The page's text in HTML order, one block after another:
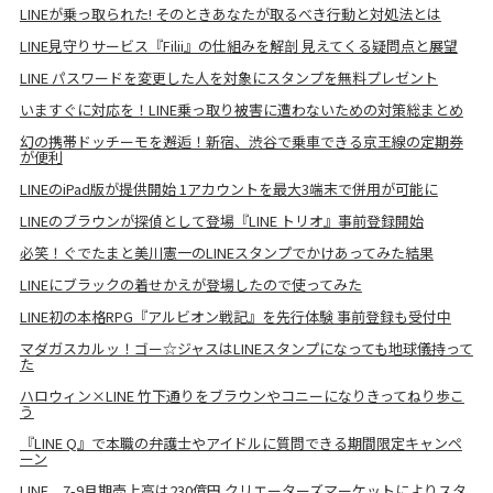
LINEが乗っ取られた! そのときあなたが取るべき行動と対処法とは
LINE見守りサービス『Filii』の仕組みを解剖 見えてくる疑問点と展望
LINE パスワードを変更した人を対象にスタンプを無料プレゼント
いますぐに対応を！LINE乗っ取り被害に遭わないための対策総まとめ
幻の携帯ドッチーモを邂逅！新宿、渋谷で乗車できる京王線の定期券
が便利
LINEのiPad版が提供開始 1アカウントを最大3端末で併用が可能に
LINEのブラウンが探偵として登場『LINE トリオ』事前登録開始
必笑！ぐでたまと美川憲一のLINEスタンプでかけあってみた結果
LINEにブラックの着せかえが登場したので使ってみた
LINE初の本格RPG『アルビオン戦記』を先行体験 事前登録も受付中
マダガスカルッ！ゴー☆ジャスはLINEスタンプになっても地球儀持って
た
ハロウィン×LINE 竹下通りをブラウンやコニーになりきってねり歩こ
う
『LINE Q』で本職の弁護士やアイドルに質問できる期間限定キャンペ
ーン